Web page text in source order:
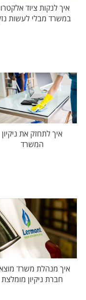
איך לנקות ציוד
במשרד מבלי לעשות
איך לתחזק את ניקיון
המשרד
איך מנהלת משרד
חברת ניקיון מומלצת